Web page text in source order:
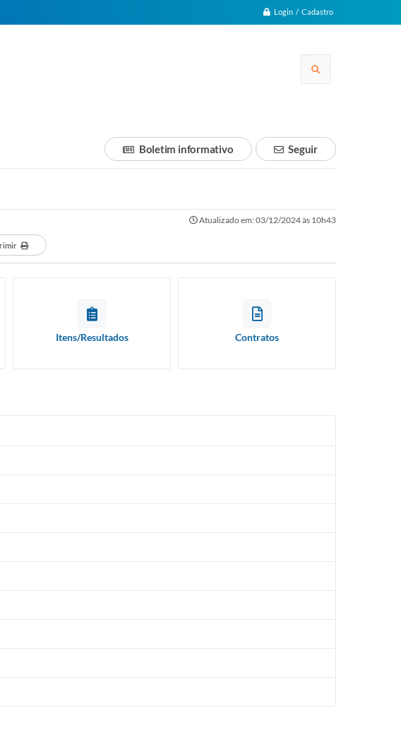
Login / Cadastro
Seguir
Boletim informativo
Atualizado em: 03/12/2024 às 10h43
Itens/Resultados Contratos